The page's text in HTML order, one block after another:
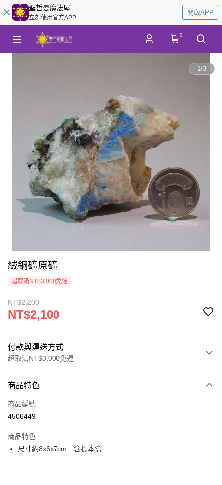
聖哲曼魔法屋
立刻使用官方APP
開啟APP
0
1/3
絨銅礦原礦
超取滿NT$3,000免運
NT$2,200
NT$2,100
付款與運送方式
超取滿NT$3,000免運
信用卡一次付款
超商取貨付款
Apple Pay
商品特色
商品編號
4506449
商品特色
尺寸約8x6x7cm 含標本盒